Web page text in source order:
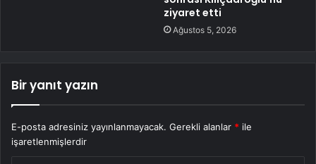
ziyaret etti
Ağustos 5, 2026
Bir yanıt yazın
E-posta adresiniz yayınlanmayacak. Gerekli alanlar * ile
işaretlenmişlerdir